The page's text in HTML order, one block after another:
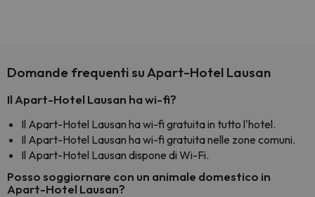
Domande frequenti su Apart-Hotel Lausan
Il Apart-Hotel Lausan ha wi-fi?
Il Apart-Hotel Lausan ha wi-fi gratuita in tutto l'hotel.
Il Apart-Hotel Lausan ha wi-fi gratuita nelle zone comuni.
Il Apart-Hotel Lausan dispone di Wi-Fi.
Posso soggiornare con un animale domestico in
Apart-Hotel Lausan?